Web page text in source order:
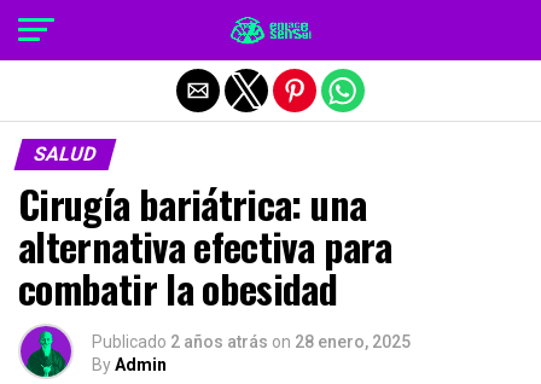
SALUD
Cirugía bariátrica: una
alternativa efectiva para
combatir la obesidad
Publicado 2 años atrás on 28 enero, 2025
ByAdmin
Salir de la versión móvil